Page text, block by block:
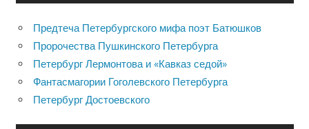
Предтеча Петербургского мифа поэт Батюшков
Пророчества Пушкинского Петербурга
Петербург Лермонтова и «Кавказ седой»
Фантасмагории Гоголевского Петербурга
Петербург Достоевского